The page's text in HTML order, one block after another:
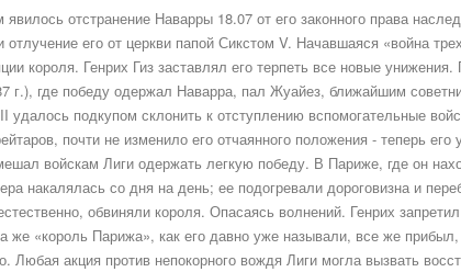
отстранение Наварры 18.07 от его законного права
его от церкви папой Сикстом V. Начавшаяся «война
короля. Генрих Гиз заставлял его терпеть все новые унижения.
г.), где победу одержал Наварра, пал Жуайез, ближайшим
удалось подкупом склонить к отступлению вспомогательные
почти не изменило его отчаянного положения - теперь его
войскам Лиги одержать легкую победу. В Париже, где он
накалялась со дня на день; ее подогревали дороговизна и
обвиняли короля. Опасаясь волнений. Генрих запретил
же «король Парижа», как его давно уже называли, все же
Любая акция против непокорного вождя Лиги могла вызвать